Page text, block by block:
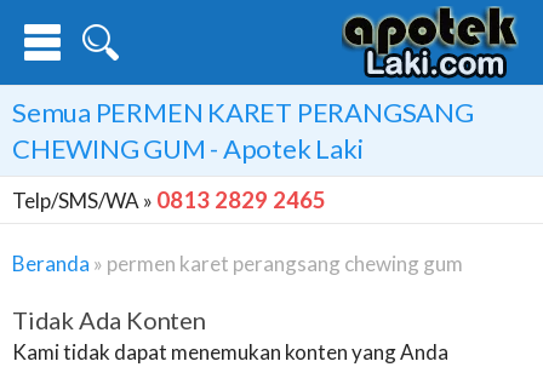
Semua PERMEN KARET PERANGSANG
CHEWING GUM - Apotek Laki
Telp/SMS/WA » 0813 2829 2465
Beranda » permen karet perangsang chewing gum
Tidak Ada Konten
Kami tidak dapat menemukan konten yang Anda